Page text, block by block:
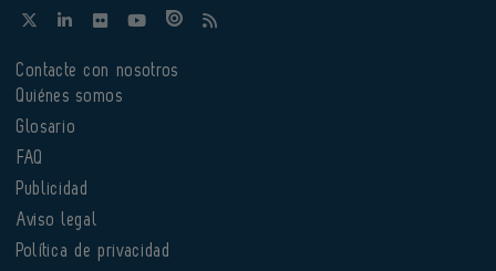
Contacte con nosotros
Quiénes somos
Glosario
FAQ
Publicidad
Aviso legal
Política de privacidad